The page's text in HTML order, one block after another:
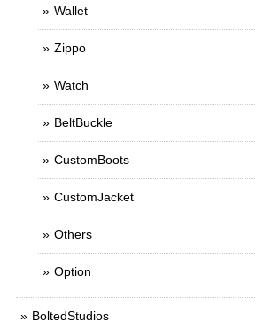
Wallet
Zippo
Watch
BeltBuckle
CustomBoots
CustomJacket
Others
Option
BoltedStudios